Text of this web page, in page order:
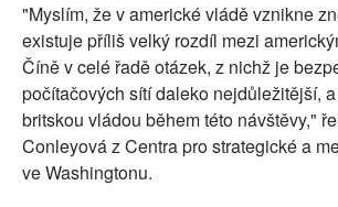
"Myslím, že v americké vládě vznikne
existuje příliš velký rozdíl mezi
Číně v celé řadě otázek, z nichž je
počítačových sítí daleko nejdůležitější,
britskou vládou během této návštěvy,"
Conleyová z Centra pro strategické a
ve Washingtonu.